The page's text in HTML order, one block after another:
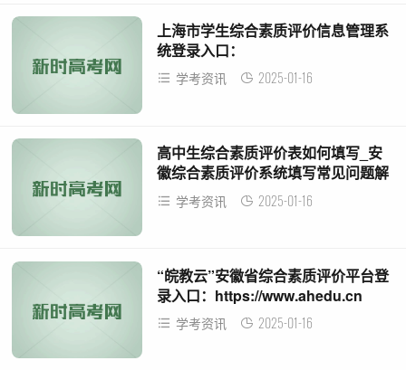
上海市学生综合素质评价信息管理系
统登录入口：
https://zp.shec.edu.cn/
学考资讯 2025-01-16
高中生综合素质评价表如何填写_安
徽综合素质评价系统填写常见问题解
答 学考资讯 2025-01-16
“皖教云”安徽省综合素质评价平台登
录入口：https://www.ahedu.cn
学考资讯 2025-01-16